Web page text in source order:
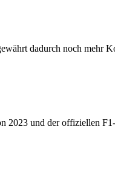
dadurch noch mehr
und der offiziellen